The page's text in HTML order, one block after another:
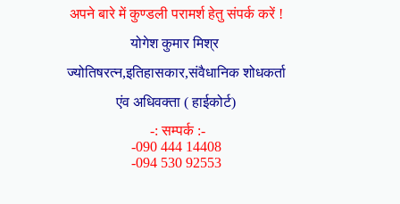
अपने बारे में कुण्डली परामर्श हेतु संपर्क करें !
योगेश कुमार मिश्र
ज्योतिषरत्न,इतिहासकार,संवैधानिक शोधकर्ता
एंव अधिवक्ता ( हाईकोर्ट)
-: सम्पर्क :-
-090 444 14408
-094 530 92553